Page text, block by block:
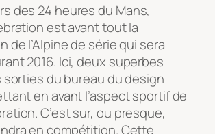
des 24 heures du Mans,
est avant tout la
de l’Alpine de série qui sera
2016. Ici, deux superbes
du bureau du design
en avant l’aspect sportif de
C’est sur, ou presque,
en compétition. Cette